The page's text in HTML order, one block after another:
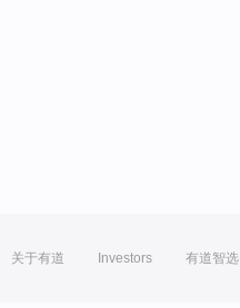
关于有道 Investors 有道智选